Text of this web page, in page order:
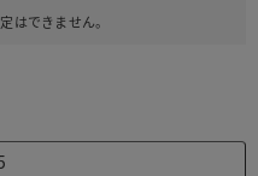
はできません。